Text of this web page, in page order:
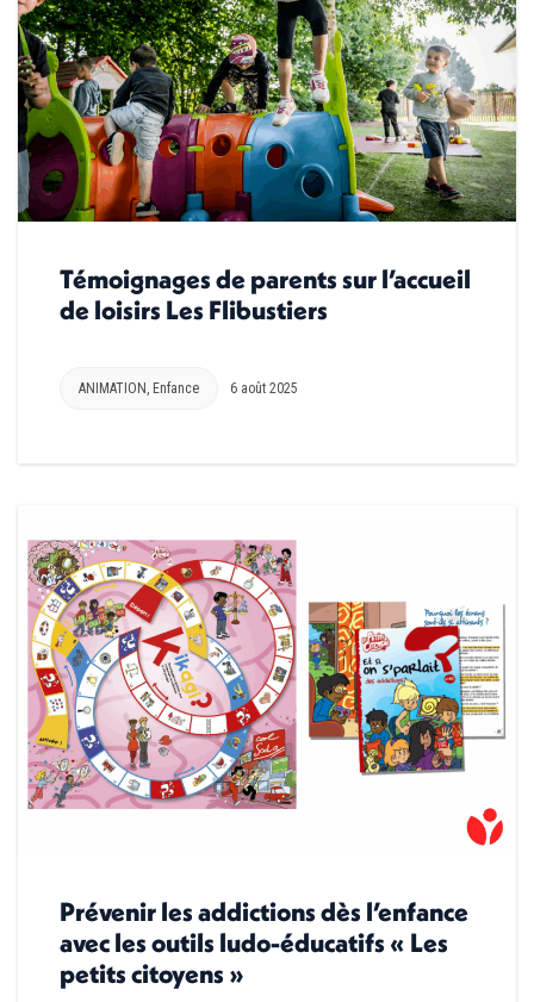
Témoignages de parents sur l’accueil
de loisirs Les Flibustiers
ANIMATION , Enfance 6 août 2025
Prévenir les addictions dès l’enfance
avec les outils ludo-éducatifs « Les
petits citoyens »